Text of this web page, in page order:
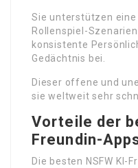
Sie unterstützen
Rollenspiel-
konsistente
Gedächtnis bei.
Dieser offene und
sie weltweit sehr
Vorteile der
Freundin-
Die besten NSFW KI-